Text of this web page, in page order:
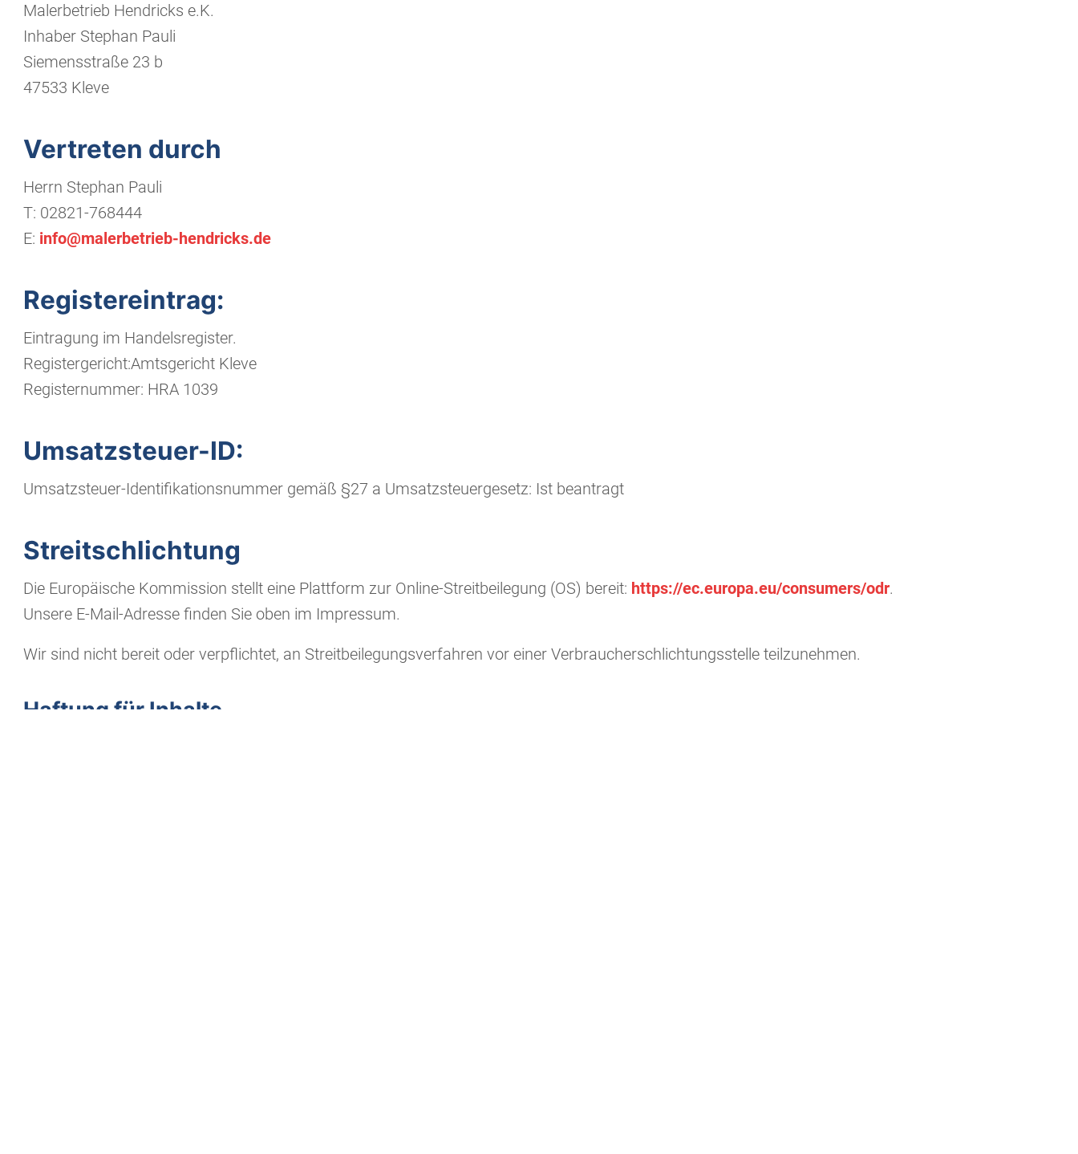
Malerbetrieb Hendricks e.K.
Inhaber Stephan Pauli
Siemensstraße 23 b
47533 Kleve
Vertreten durch
Herrn Stephan Pauli
T: 02821-768444
E: info@malerbetrieb-hendricks.de
Registereintrag:
Eintragung im Handelsregister.
Registergericht:Amtsgericht Kleve
Registernummer: HRA 1039
Umsatzsteuer-ID:
Umsatzsteuer-Identifikationsnummer gemäß §27 a Umsatzsteuergesetz: Ist beantragt
Streitschlichtung
Die Europäische Kommission stellt eine Plattform zur Online-Streitbeilegung (OS) bereit: https://ec.europa.eu/consumers/odr.
Unsere E-Mail-Adresse finden Sie oben im Impressum.
Wir sind nicht bereit oder verpflichtet, an Streitbeilegungsverfahren vor einer Verbraucherschlichtungsstelle teilzunehmen.
Haftung für Inhalte